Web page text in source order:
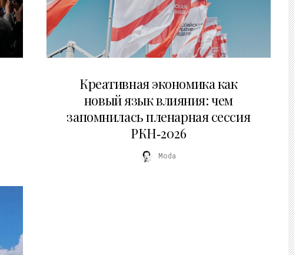
Креативная экономика как
новый язык влияния: чем
запомнилась пленарная сессия
РКН‑2026
Moda